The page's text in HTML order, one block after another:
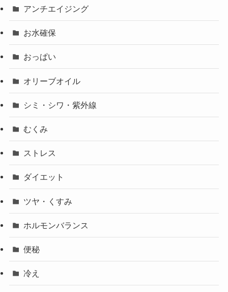
アンチエイジング
お水確保
おっぱい
オリーブオイル
シミ・シワ・紫外線
むくみ
ストレス
ダイエット
ツヤ・くすみ
ホルモンバランス
便秘
冷え